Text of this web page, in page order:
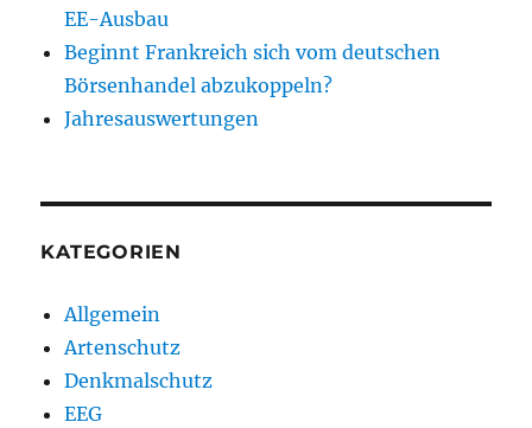
EE-Ausbau
Beginnt Frankreich sich vom deutschen
Börsenhandel abzukoppeln?
Jahresauswertungen
KATEGORIEN
Allgemein
Artenschutz
Denkmalschutz
EEG